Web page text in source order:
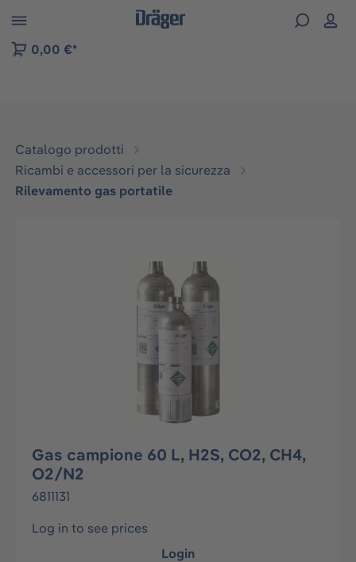
Skip to B2B platform navigation
0,00 €*
Catalogo prodotti
Ricambi e accessori per la sicurezza
Rilevamento gas portatile
Salta la galleria di immagini
Gas campione 60 L, H2S, CO2, CH4,
O2/N2
6811131
Log in to see prices
Login